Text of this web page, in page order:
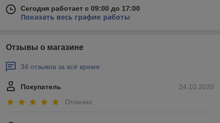
Сегодня работает с 09:00 до 17:00
Показать весь график работы
Отзывы о магазине
34 отзывов за всё время
24.10.2020
Покупатель
Отлично